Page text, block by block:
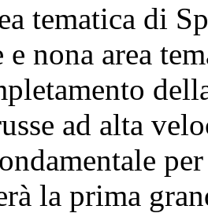
tematica di
e nona area
ad alta
la prima